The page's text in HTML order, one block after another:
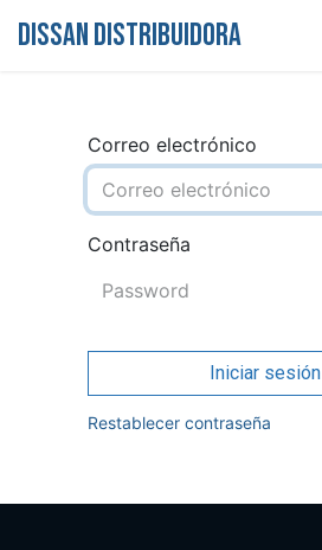
DISSAN DISTRIBUIDORA
Correo electrónico
Contraseña
Iniciar sesión
Restablecer contraseña